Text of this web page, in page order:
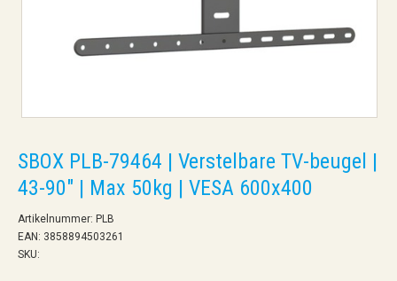
SBOX PLB-79464 | Verstelbare TV-beugel |
43-90" | Max 50kg | VESA 600x400
Artikelnummer: PLB
EAN: 3858894503261
SKU: